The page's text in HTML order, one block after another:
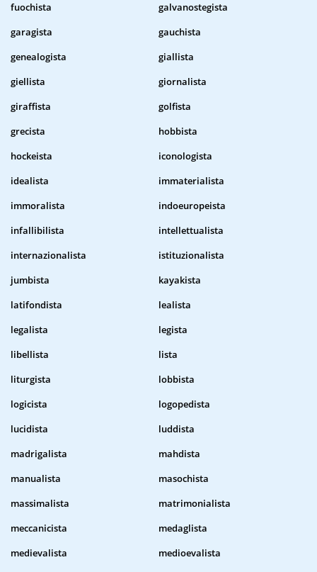
fuochista
galvanostegista
garagista
gauchista
genealogista
giallista
giellista
giornalista
giraffista
golfista
grecista
hobbista
hockeista
iconologista
idealista
immaterialista
immoralista
indoeuropeista
infallibilista
intellettualista
internazionalista
istituzionalista
jumbista
kayakista
latifondista
lealista
legalista
legista
libellista
lista
liturgista
lobbista
logicista
logopedista
lucidista
luddista
madrigalista
mahdista
manualista
masochista
massimalista
matrimonialista
meccanicista
medaglista
medievalista
medioevalista